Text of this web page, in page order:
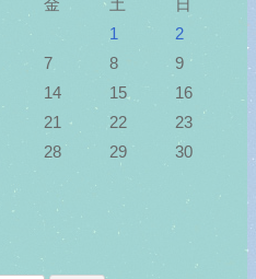
金 土
日
1
2
7 8
9
14 15
16
21 22
23
28 29
30